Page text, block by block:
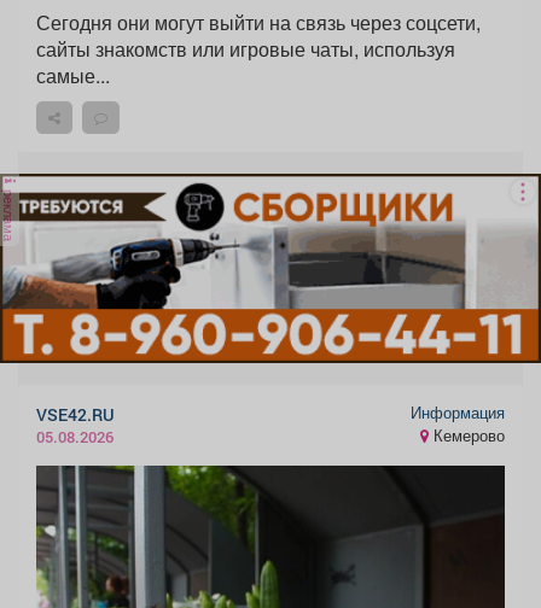
Сегодня они могут выйти на связь через соцсети,
сайты знакомств или игровые чаты, используя
самые...
реклама
VSE42.RU
05.08.2026
Информация
Кемерово